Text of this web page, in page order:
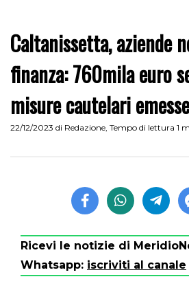
Caltanissetta, aziende
finanza: 760mila euro
misure cautelari emesse
22/12/2023 di Redazione, Tempo di lettura 1
Ricevi le notizie di
Whatsapp: iscriviti al canale